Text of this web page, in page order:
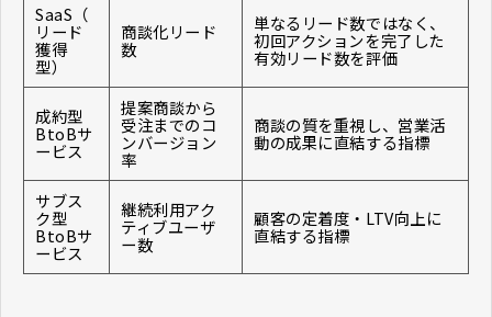
SaaS（
リード
獲得
型）
商談化リード
数
単なるリード数ではなく、
初回アクションを完了した
有効リード数を評価
成約型
BtoBサ
ービス
提案商談から
受注までのコ
ンバージョン
率
商談の質を重視し、営業活
動の成果に直結する指標
サブス
ク型
BtoBサ
ービス
継続利用アク
ティブユーザ
ー数
顧客の定着度・LTV向上に
直結する指標